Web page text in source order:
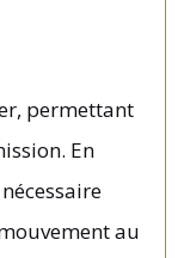
permettant
En
au